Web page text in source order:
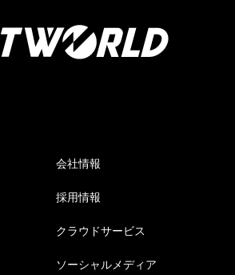
会社情報
採用情報
クラウドサービス
ソーシャルメディア